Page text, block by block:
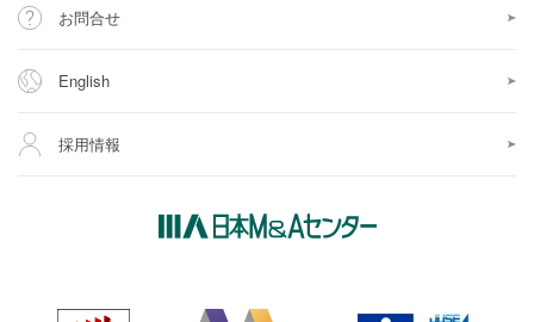
お問合せ
English
採用情報